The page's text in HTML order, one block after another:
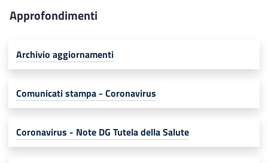
Approfondimenti
Archivio aggiornamenti
Comunicati stampa - Coronavirus
Coronavirus - Note DG Tutela della Salute